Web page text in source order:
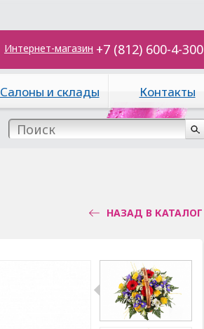
Интернет-магазин +7 (812) 600-4-300
Салоны и склады Контакты
НАЗАД В КАТАЛОГ